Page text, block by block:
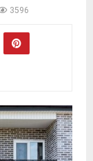
3596